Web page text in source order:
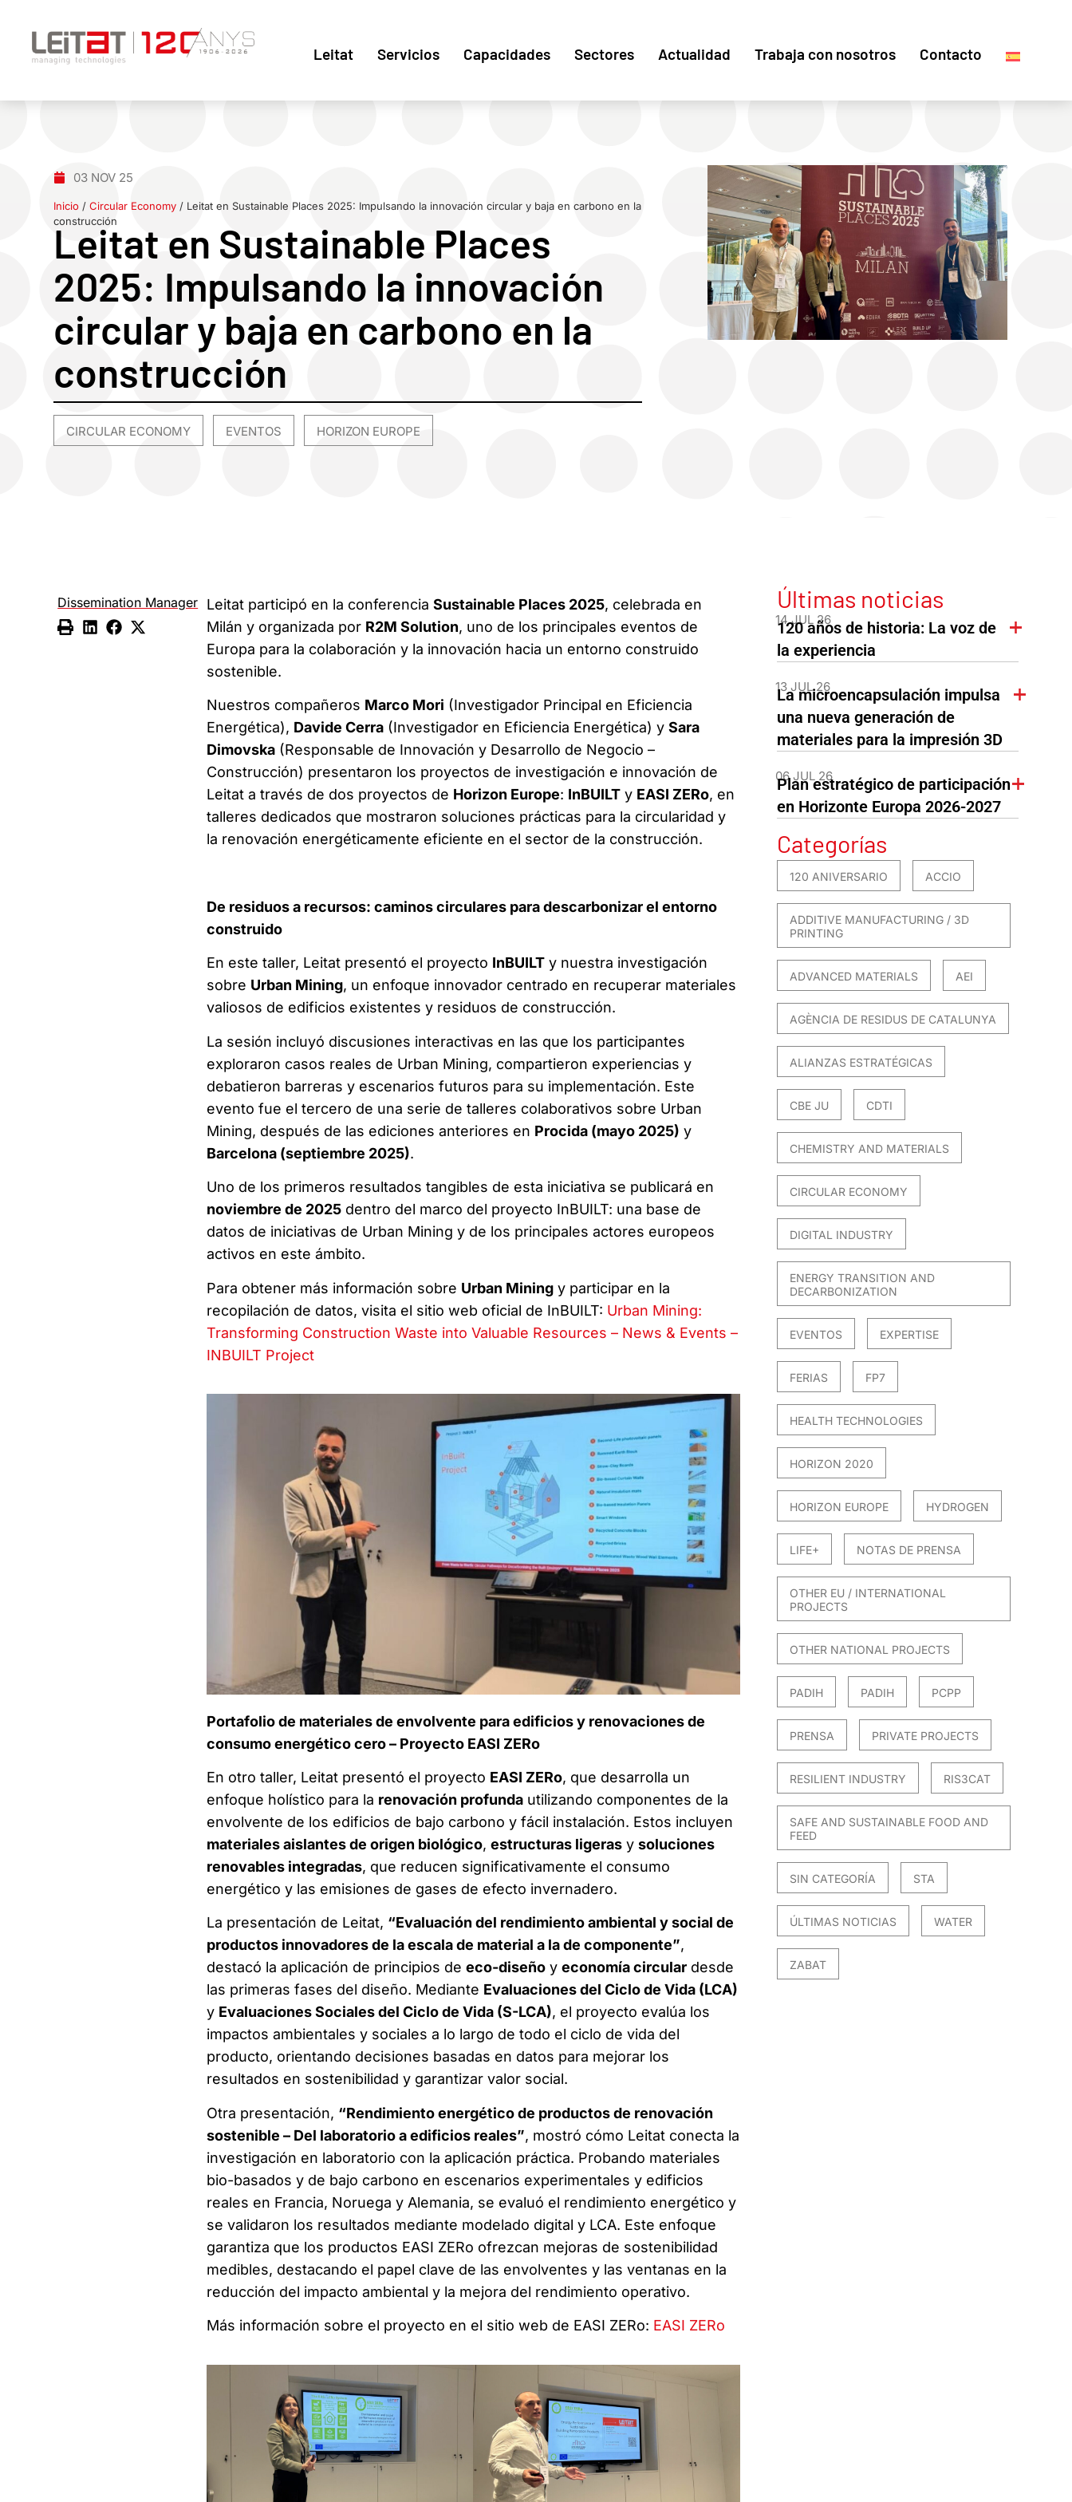
Leitat Servicios Capacidades Sectores Actualidad Trabaja con nosotros Contacto
03 NOV 25
Inicio /Circular Economy / Leitat en Sustainable Places 2025: Impulsando la innovación circular y baja en carbono en la
construcción
Leitat en Sustainable Places
2025: Impulsando la innovación
circular y baja en carbono en la
construcción
CIRCULAR ECONOMY EVENTOS HORIZON EUROPE
Dissemination Manager Leitat participó en la conferencia Sustainable Places 2025, celebrada en
Milán y organizada por R2M Solution, uno de los principales eventos de
Europa para la colaboración y la innovación hacia un entorno construido
sostenible.
Nuestros compañeros Marco Mori (Investigador Principal en Eficiencia
Energética), Davide Cerra(Investigador en Eficiencia Energética) y Sara
Dimovska(Responsable de Innovación y Desarrollo de Negocio –
Construcción) presentaron los proyectos de investigación e innovación de
Leitat a través de dos proyectos de Horizon Europe: InBUILTy EASI ZERo, en
talleres dedicados que mostraron soluciones prácticas para la circularidad y
la renovación energéticamente eficiente en el sector de la construcción.
De residuos a recursos: caminos circulares para descarbonizar el entorno
construido
En este taller, Leitat presentó el proyecto InBUILTy nuestra investigación
sobre Urban Mining, un enfoque innovador centrado en recuperar materiales
valiosos de edificios existentes y residuos de construcción.
La sesión incluyó discusiones interactivas en las que los participantes
exploraron casos reales de Urban Mining, compartieron experiencias y
debatieron barreras y escenarios futuros para su implementación. Este
evento fue el tercero de una serie de talleres colaborativos sobre Urban
Mining, después de las ediciones anteriores en Procida (mayo 2025) y
Barcelona (septiembre 2025).
Uno de los primeros resultados tangibles de esta iniciativa se publicará en
noviembre de 2025dentro del marco del proyecto InBUILT: una base de
datos de iniciativas de Urban Mining y de los principales actores europeos
activos en este ámbito.
Para obtener más información sobre Urban Miningy participar en la
recopilación de datos, visita el sitio web oficial de InBUILT: Urban Mining:
Transforming Construction Waste into Valuable Resources – News & Events –
INBUILT Project
Portafolio de materiales de envolvente para edificios y renovaciones de
consumo energético cero – Proyecto EASI ZERo
En otro taller, Leitat presentó el proyecto EASI ZERo, que desarrolla un
enfoque holístico para la renovación profundautilizando componentes de la
envolvente de los edificios de bajo carbono y fácil instalación. Estos incluyen
materiales aislantes de origen biológico, estructuras ligerasy soluciones
renovables integradas, que reducen significativamente el consumo
energético y las emisiones de gases de efecto invernadero.
La presentación de Leitat, “Evaluación del rendimiento ambiental y social de
productos innovadores de la escala de material a la de componente”,
destacó la aplicación de principios de eco-diseñoy economía circulardesde
las primeras fases del diseño. Mediante Evaluaciones del Ciclo de Vida (LCA)
y Evaluaciones Sociales del Ciclo de Vida (S-LCA), el proyecto evalúa los
impactos ambientales y sociales a lo largo de todo el ciclo de vida del
producto, orientando decisiones basadas en datos para mejorar los
resultados en sostenibilidad y garantizar valor social.
Otra presentación, “Rendimiento energético de productos de renovación
sostenible – Del laboratorio a edificios reales”, mostró cómo Leitat conecta la
investigación en laboratorio con la aplicación práctica. Probando materiales
bio-basados y de bajo carbono en escenarios experimentales y edificios
reales en Francia, Noruega y Alemania, se evaluó el rendimiento energético y
se validaron los resultados mediante modelado digital y LCA. Este enfoque
garantiza que los productos EASI ZERo ofrezcan mejoras de sostenibilidad
medibles, destacando el papel clave de las envolventes y las ventanas en la
reducción del impacto ambiental y la mejora del rendimiento operativo.
Más información sobre el proyecto en el sitio web de EASI ZERo: EASI ZERo
Últimas noticias
14 JUL 26
120 años de historia: La voz de
la experiencia
13 JUL 26
La microencapsulación impulsa
una nueva generación de
materiales para la impresión 3D
06 JUL 26
Plan estratégico de participación
en Horizonte Europa 2026-2027
Categorías
120 ANIVERSARIO ACCIO
ADDITIVE MANUFACTURING / 3D
PRINTING
ADVANCED MATERIALS AEI
AGÈNCIA DE RESIDUS DE CATALUNYA
ALIANZAS ESTRATÉGICAS
CBE JU CDTI
CHEMISTRY AND MATERIALS
CIRCULAR ECONOMY
DIGITAL INDUSTRY
ENERGY TRANSITION AND
DECARBONIZATION
EVENTOS EXPERTISE
FERIAS FP7
HEALTH TECHNOLOGIES
HORIZON 2020
HORIZON EUROPE HYDROGEN
LIFE+ NOTAS DE PRENSA
OTHER EU / INTERNATIONAL
PROJECTS
OTHER NATIONAL PROJECTS
PADIH PADIH PCPP
PRENSA PRIVATE PROJECTS
RESILIENT INDUSTRY RIS3CAT
SAFE AND SUSTAINABLE FOOD AND
FEED
SIN CATEGORÍA STA
ÚLTIMAS NOTICIAS WATER
ZABAT